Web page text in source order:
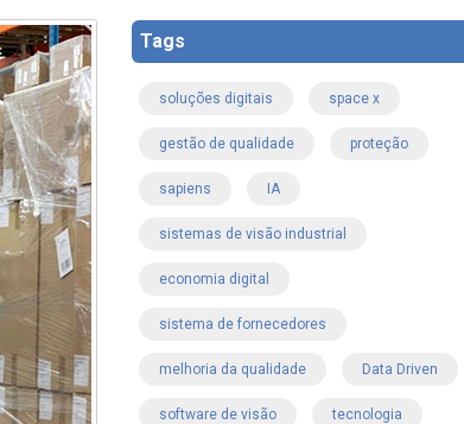
Tags
soluções digitais space x
gestão de qualidade proteção
sapiens IA
sistemas de visão industrial
economia digital
sistema de fornecedores
melhoria da qualidade Data Driven
software de visão tecnologia